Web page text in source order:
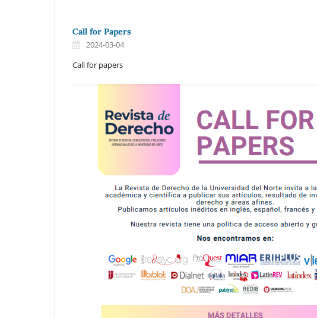
Call for Papers
2024-03-04
Call for papers